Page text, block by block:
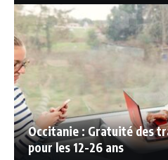
Occitanie : Gratuité des
pour les 12-26 ans